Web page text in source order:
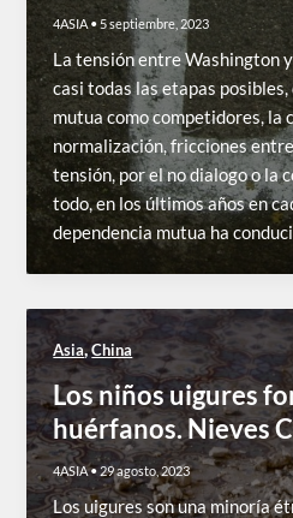
4ASIA • 5 septiembre, 2023
La tensión entre Washington
casi todas las etapas
mutua como competidores, la
normalización, fricciones
tensión, por el no dialogo o la
todo, en los últimos años en
dependencia mutua ha
Asia,China
Los niños uigures
huérfanos. Nieves
4ASIA•29 agosto, 2023
Los uigures son una minoría